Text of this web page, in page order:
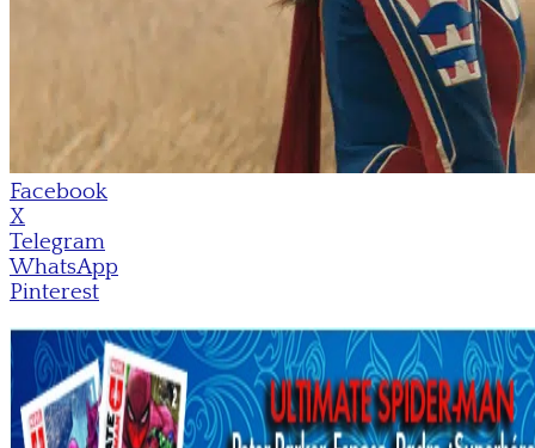
Facebook
X
Telegram
WhatsApp
Pinterest